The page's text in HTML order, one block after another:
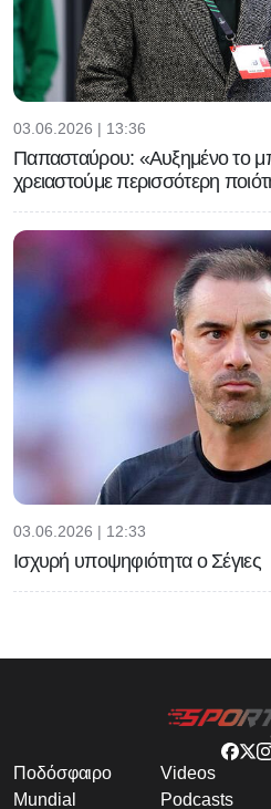
03.06.2026 | 13:36
Παπασταύρου: «Αυξημένο το
χρειαστούμε περισσότερη
03.06.2026 | 12:33
Ισχυρή υποψηφιότητα ο Σέγιες
Ποδόσφαιρο
Mundial
Videos
Podcasts